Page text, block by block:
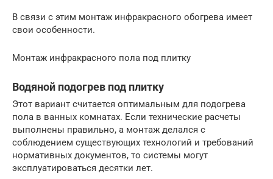
В связи с этим монтаж инфракрасного обогрева имеет
свои особенности.
Монтаж инфракрасного пола под плитку
Водяной подогрев под плитку
Этот вариант считается оптимальным для подогрева
пола в ванных комнатах. Если технические расчеты
выполнены правильно, а монтаж делался с
соблюдением существующих технологий и требований
нормативных документов, то системы могут
эксплуатироваться десятки лет.